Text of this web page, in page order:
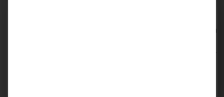
Unser umfassendes Wissen in alten Programmiersprachen
die zuverlässige Wartung Ihrer bestehenden Systeme. Wir